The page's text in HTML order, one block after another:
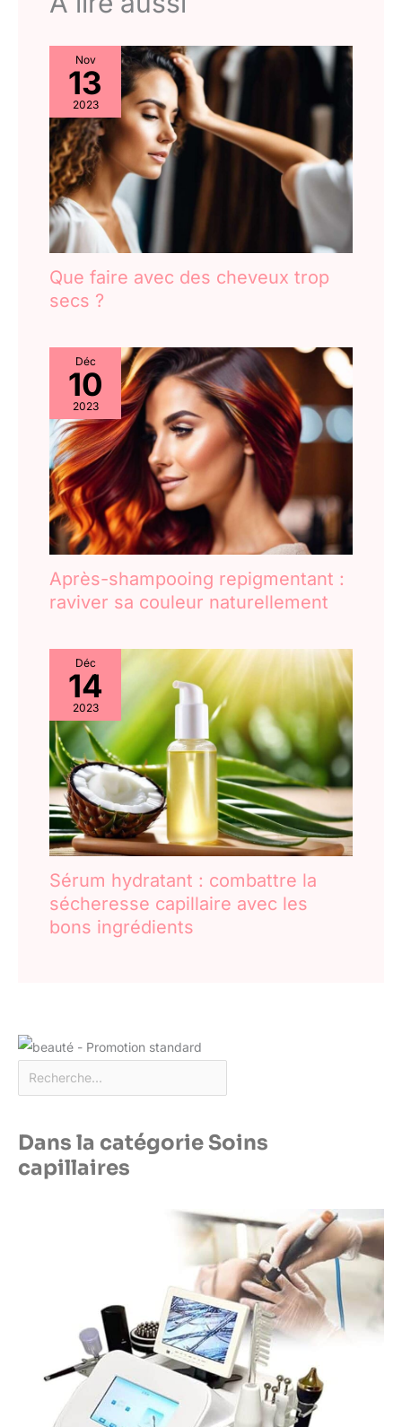
Nov
13
2023
Que faire avec des cheveux trop
secs ?
Déc
10
2023
Après-shampooing repigmentant :
raviver sa couleur naturellement
Déc
14
2023
Sérum hydratant : combattre la
sécheresse capillaire avec les
bons ingrédients
Dans la catégorie Soins
capillaires